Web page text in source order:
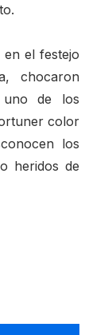
el festejo
chocaron
uno de los
color
los
heridos de